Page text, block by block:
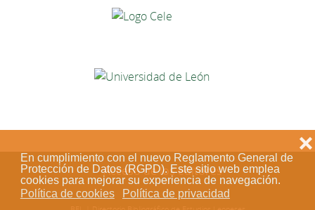
En cumplimiento con el nuevo Reglamento General de
Protección de Datos (RGPD). Este sitio web emplea
cookies para mejorar su experiencia de navegación.
Política de cookies
Política de privacidad
❌
Acceso de los editores